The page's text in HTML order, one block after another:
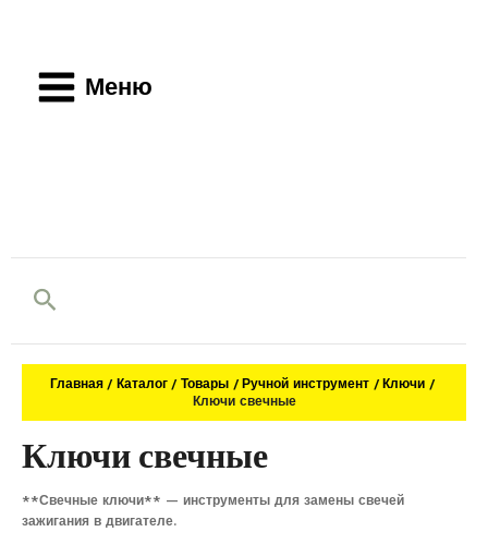
Меню
Поиск
Главная Каталог Товары Ручной инструмент
Ключи
Ключи свечные
Ключи свечные
**Свечные ключи** — инструменты для замены свечей
зажигания в двигателе.